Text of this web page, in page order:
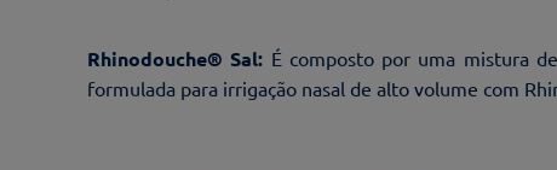
Rhinodouche® Sal: É composto por uma mistura
formulada para irrigação nasal de alto volume com